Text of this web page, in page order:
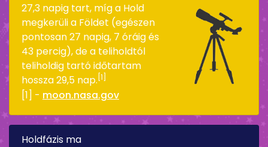
27,3 napig tart, míg a Hold
megkerüli a Földet (egészen
pontosan 27 napig, 7 óráig és
43 percig), de a teliholdtól
teliholdig tartó időtartam
hossza 29,5 nap. [1]
[1] - moon.nasa.gov
Holdfázis ma